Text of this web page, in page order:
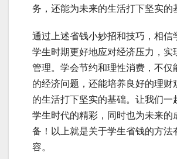
务，还能为未来的生活打下坚实的
通过上述省钱小妙招和技巧，相信
学生时期更好地应对经济压力，实
管理。学会节约和理性消费，不仅
的经济问题，还能培养良好的理财
的生活打下坚实的基础。让我们一
学生时代的精彩，同时也为未来的
备！以上就是关于学生省钱的方法
容。